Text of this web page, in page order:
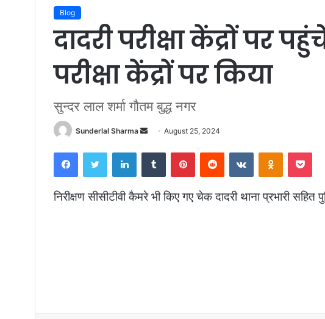
Blog
दादरी परीक्षा केंद्रों पर
परीक्षा केंद्रों पर किया
सुन्दर लाल शर्मा गौतम बुद्ध नगर
Sunderlal Sharma
Send
email
August 25, 2024
FacebookTwitter LinkedInTumblr PinterestReddit VKontakte
निरीक्षण सीसीटीवी कैमरे भी किए गए चेक दादरी थाना प्रभारी सहित